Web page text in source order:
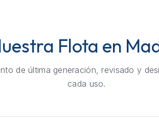
Flota en
de última generación, revisado y
cada uso.